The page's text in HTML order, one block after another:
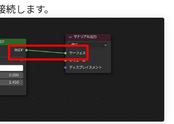
続します。